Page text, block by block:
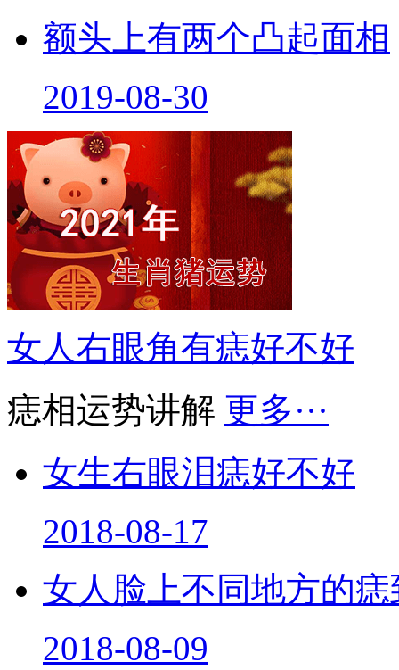
额头上有两个凸起面相
2019-08-30
女人右眼角有痣好不好
痣相运势讲解 更多···
女生右眼泪痣好不好
2018-08-17
女人脸上不同地方的
2018-08-09